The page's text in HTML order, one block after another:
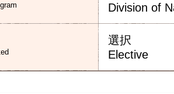
Division of
選択
Elective